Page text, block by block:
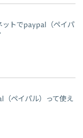
ットでpaypal（ペイパ
（ペイパル）って使え